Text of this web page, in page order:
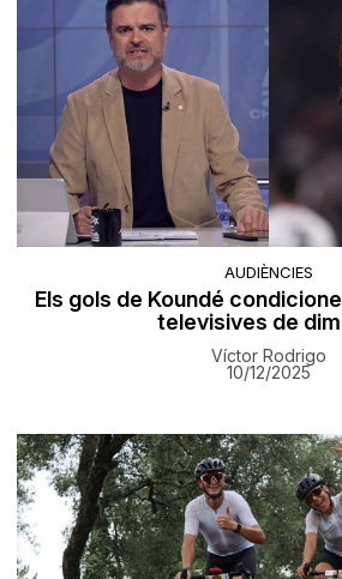
AUDIÈNCIES
Els gols de Koundé
televisives de
Víctor Rodrigo
10/12/2025